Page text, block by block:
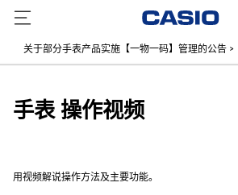
关于部分手表产品实施【一物一码】管理的公告 >
手表 操作视频
用视频解说操作方法及主要功能。